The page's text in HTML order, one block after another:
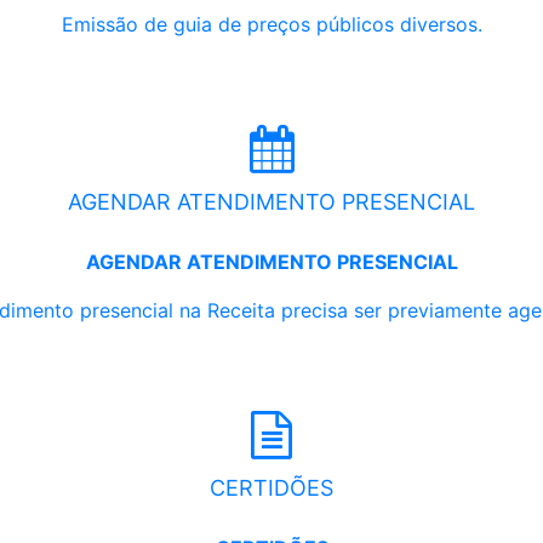
Emissão de guia de preços públicos diversos.
AGENDAR ATENDIMENTO PRESENCIAL
AGENDAR ATENDIMENTO PRESENCIAL
presencial na Receita precisa ser previamente
CERTIDÕES